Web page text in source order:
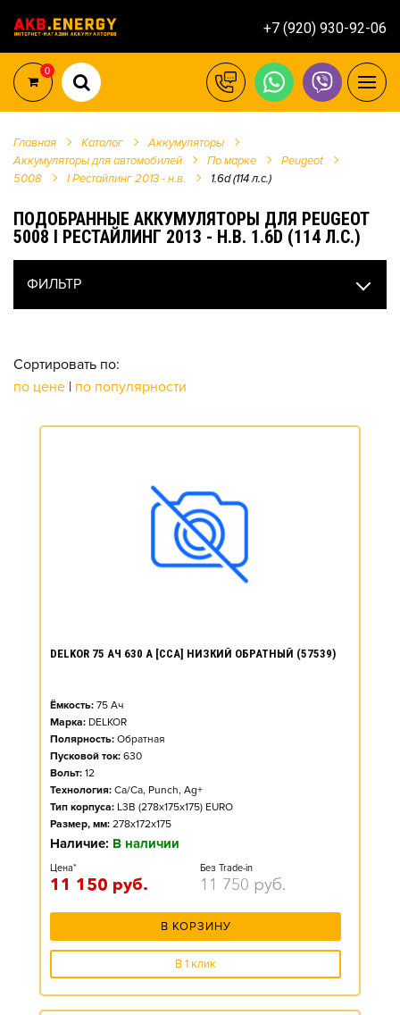
+7 (920) 930-92-06
0
Главная Каталог
Аккумуляторы
Аккумуляторы для автомобилей
По марке
Peugeot
5008
I Рестайлинг 2013 - н.в. 1.6d (114 л.с.)
ПОДОБРАННЫЕ АККУМУЛЯТОРЫ ДЛЯ PEUGEOT
5008 I РЕСТАЙЛИНГ 2013 - Н.В. 1.6D (114 Л.С.)
ФИЛЬТР
Сортировать по:
по цене | по популярности
DELKOR 75 АЧ 630 А [CCA] НИЗКИЙ ОБРАТНЫЙ (57539)
Ёмкость: 75 Ач
Марка: DELKOR
Полярность: Обратная
Пусковой ток: 630
Вольт: 12
Технология: Ca/Ca, Punch, Ag+
Тип корпуса: L3B (278x175x175) EURO
Размер, мм: 278x172x175
Наличие: В наличии
Цена*
11 150 руб.
Без Trade-in
11 750 руб.
В КОРЗИНУ
В 1 клик